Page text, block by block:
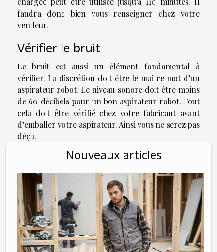
faudra donc bien vous renseigner chez votre
vendeur.
Vérifier le bruit
Le bruit est aussi un élément fondamental à
vérifier. La discrétion doit être le maitre mot d’un
aspirateur robot. Le niveau sonore doit être moins
de 60 décibels pour un bon aspirateur robot. Tout
cela doit être vérifié chez votre fabricant avant
d’emballer votre aspirateur. Ainsi vous ne serez pas
déçu.
Nouveaux articles